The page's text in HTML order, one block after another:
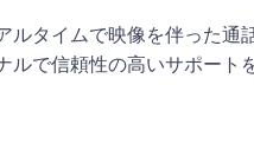
ルタイムで映像を伴った通
で信頼性の高いサポート